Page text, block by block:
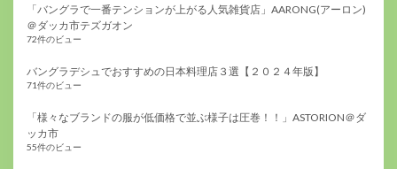
「バングラで一番テンションが上がる人気雑貨店」AARONG(アーロン)
＠ダッカ市テズガオン
72件のビュー
バングラデシュでおすすめの日本料理店３選【２０２４年版】
71件のビュー
「様々なブランドの服が低価格で並ぶ様子は圧巻！！」ASTORION＠ダ
ッカ市
55件のビュー